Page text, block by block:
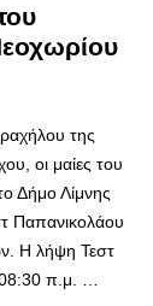
της
οι μαίες του
Δήμο Λίμνης
Παπανικολάου
Η λήψη Τεστ
π.μ. …